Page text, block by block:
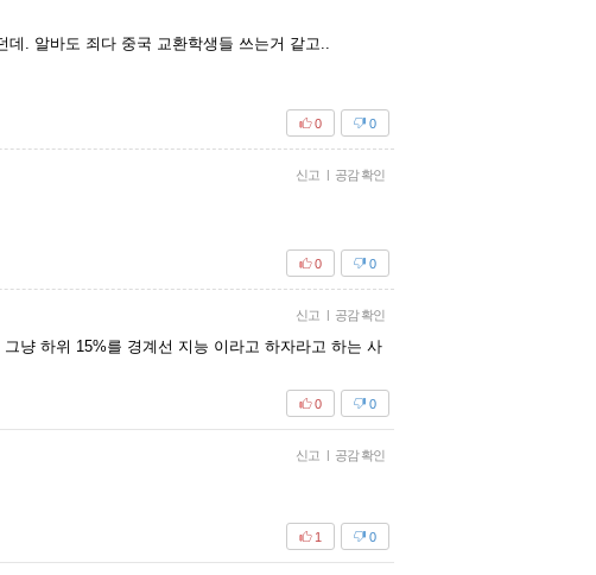
. 알바도 죄다 중국 교환학생들 쓰는거 같고..
0
0
신고 | 공감 확인
0
0
신고 | 공감 확인
냥 하위 15%를 경계선 지능 이라고 하자라고 하는 사
0
0
신고 | 공감 확인
0
1